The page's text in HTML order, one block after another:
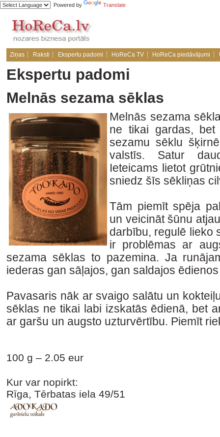
Powered by Translate
Ziņas Raksti Ekspertu padomi HoReCa TV HoReCa piedāvājumi
Ekspertu padomi
Melnās sezama sēklas
Melnās sezama
ne tikai gardas,
sezamu sēklu
valstīs. Satur
Ieteicams lietot
sniedz šīs sēkliņas
Tām piemīt spēja
un veicināt šūnu
darbību, regulē lieko
ir problēmas ar
sezama sēklas to pazemina. Ja
iederas gan sāļajos, gan saldajos
Pavasaris nāk ar svaigo salātu un
sēklas ne tikai labi izskatās ēdienā, bet
ar garšu un augsto uzturvērtību. Piemīt
100 g – 2.05 eur
Kur var nopirkt:
Rīga, Tērbatas iela 49/51